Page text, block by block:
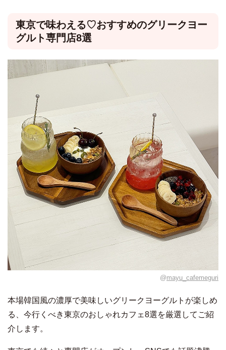
東京で味わえる♡おすすめのグリークヨー
グルト専門店8選
@mayu_cafemeguri
本場韓国風の濃厚で美味しいグリークヨーグルトが楽しめ
る、今行くべき東京のおしゃれカフェ8選を厳選してご紹
介します。